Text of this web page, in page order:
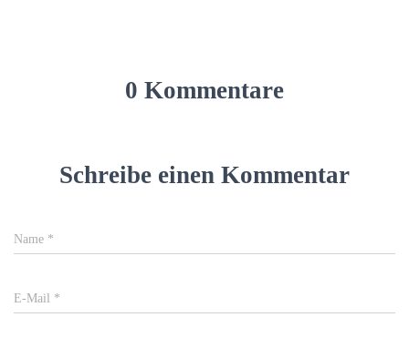
0 Kommentare
Schreibe einen Kommentar
Name *
E-Mail *